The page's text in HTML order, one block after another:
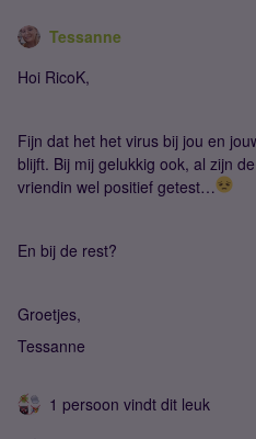
Tessanne
Hoi RicoK,
Fijn dat het het virus bij jou en
blijft. Bij mij gelukkig ook, al zijn
vriendin wel positief getest…
En bij de rest?
Groetjes,
Tessanne
1 persoon vindt dit leuk